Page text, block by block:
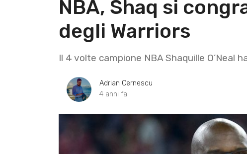
NBA, Shaq si
degli Warriors
Il 4 volte campione NBA Shaquille O’Neal
Adrian Cernescu
4 anni fa